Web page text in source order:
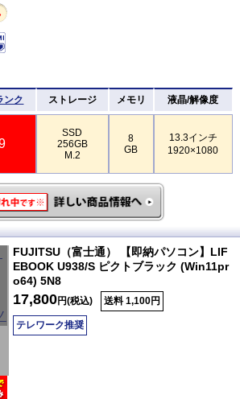
ンク ストレージ メモリ 液晶/解像度
SSD
256GB
M.2
8
GB
13.3インチ
1920×1080
FUJITSU（富士通） 【即納パソコン】LIF
EBOOK U938/S ピクトブラック (Win11pr
o64) 5N8
17,800円(税込) 送料 1,100円
テレワーク推奨